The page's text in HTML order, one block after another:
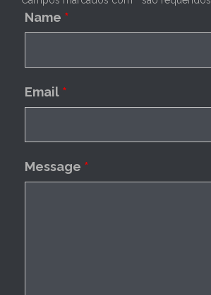
Name *
Email *
Message *